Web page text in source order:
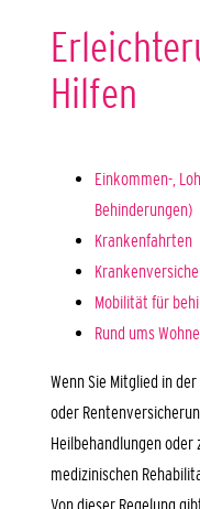
Hilfen
Einkommen-,
Behinderungen)
Krankenfahrten
Mobilität für
Rund ums
Wenn Sie Mitglied in
oder
Heilbehandlungen
medizinischen
Von dieser Regelung